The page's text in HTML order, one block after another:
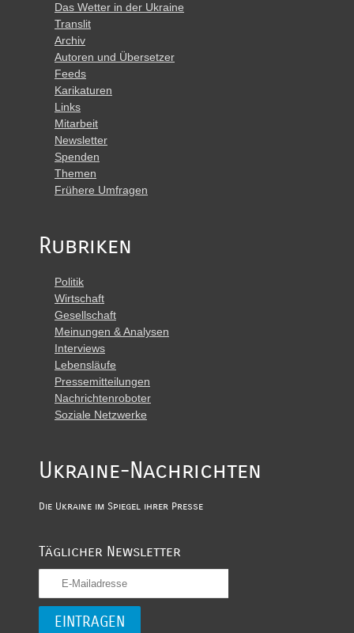
Das Wetter in der Ukraine
Translit
Archiv
Autoren und Übersetzer
Feeds
Karikaturen
Links
Mitarbeit
Newsletter
Spenden
Themen
Frühere Umfragen
Rubriken
Politik
Wirtschaft
Gesellschaft
Meinungen & Analysen
Interviews
Lebensläufe
Pressemitteilungen
Nachrichtenroboter
Soziale Netzwerke
Ukraine-Nachrichten
Die Ukraine im Spiegel ihrer Presse
Täglicher Newsletter